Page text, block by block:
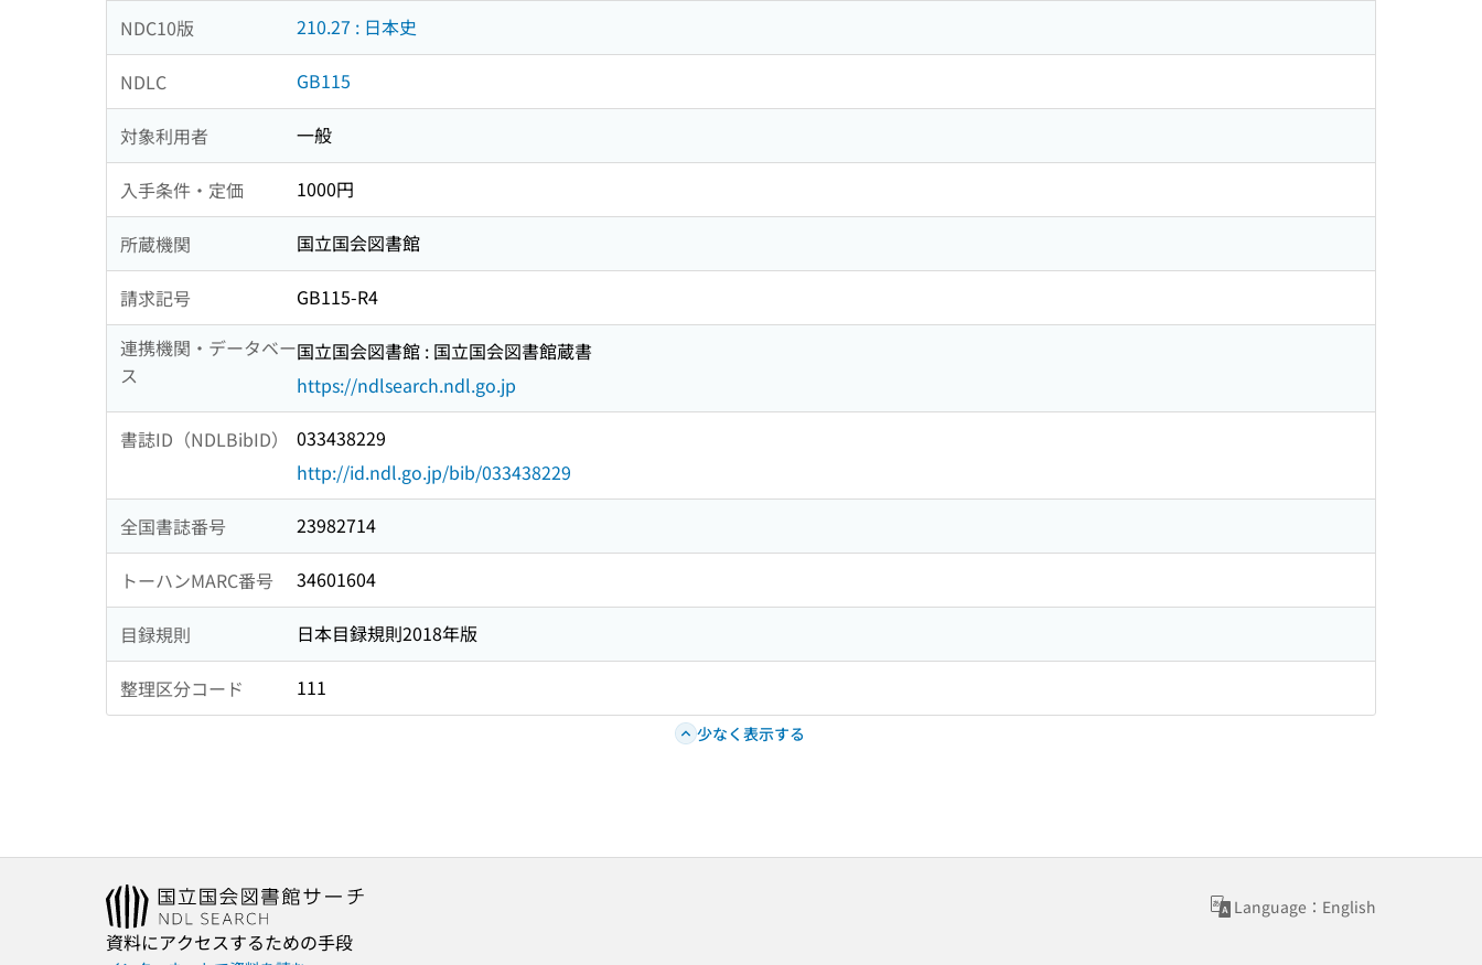
NDC10版 210.27 : 日本史
NDLC GB115
対象利用者 一般
入手条件・定価 1000円
所蔵機関 国立国会図書館
請求記号
GB115-R4
連携機関・データベー
ス
国立国会図書館 : 国立国会図書館蔵書
https://ndlsearch.ndl.go.jp
書誌ID（NDLBibID）
033438229
http://id.ndl.go.jp/bib/033438229
全国書誌番号 23982714
トーハンMARC番号 34601604
目録規則 日本目録規則2018年版
整理区分コード 111
少なく表示する
Language：English
資料にアクセスするための手段